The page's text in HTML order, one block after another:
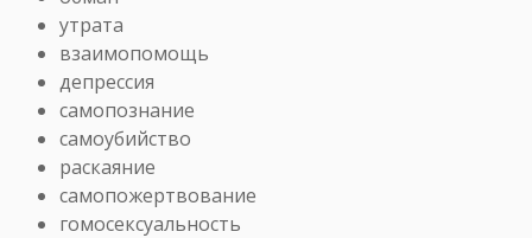
утрата
взаимопомощь
депрессия
самопознание
самоубийство
раскаяние
самопожертвование
гомосексуальность